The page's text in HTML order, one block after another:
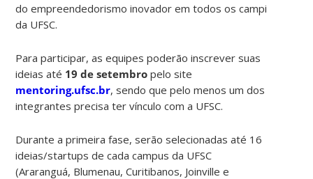
do empreendedorismo inovador em todos os campi
da UFSC.
Para participar, as equipes poderão inscrever suas
ideias até 19 de setembro pelo site
mentoring.ufsc.br, sendo que pelo menos um dos
integrantes precisa ter vínculo com a UFSC.
Durante a primeira fase, serão selecionadas até 16
ideias/startups de cada campus da UFSC
(Araranguá, Blumenau, Curitibanos, Joinville e